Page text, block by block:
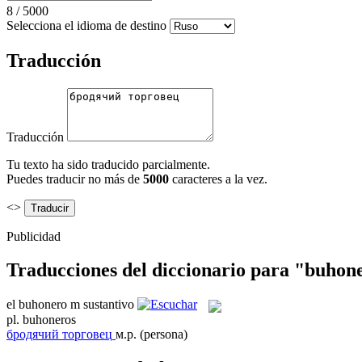
8 / 5000
Selecciona el idioma de destino
Traducción
Traducción
Tu texto ha sido traducido parcialmente.
Puedes traducir no más de 5000 caracteres a la vez.
<>
Publicidad
Traducciones del diccionario para
el buhonero m sustantivo
pl. buhoneros
бродячий торговец м.р. (persona)